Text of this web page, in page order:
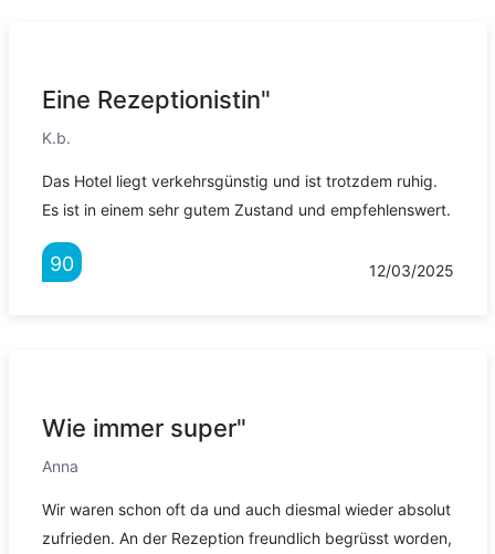
Eine Rezeptionistin"
K.b.
Das Hotel liegt verkehrsgünstig und ist trotzdem ruhig.
Es ist in einem sehr gutem Zustand und empfehlenswert.
90 12/03/2025
Wie immer super"
Anna
Wir waren schon oft da und auch diesmal wieder absolut
zufrieden. An der Rezeption freundlich begrüsst worden,